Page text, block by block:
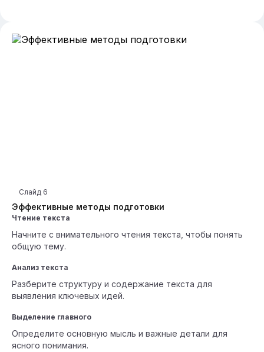
Эффективные методы подготовки
Слайд 6
Чтение текста
Начните с внимательного чтения текста, чтобы понять
общую тему.
Анализ текста
Разберите структуру и содержание текста для
выявления ключевых идей.
Выделение главного
Определите основную мысль и важные детали для
ясного понимания.